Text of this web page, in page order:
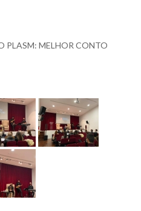
PLASM: MELHOR CONTO